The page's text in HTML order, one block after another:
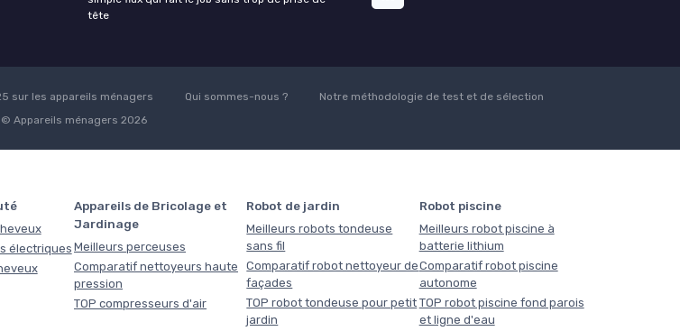
tête
sur les appareils ménagers Qui sommes-nous ?
Notre méthodologie de test et de sélection
© Appareils ménagers 2026
électriques
Appareils de Bricolage et
Jardinage
Meilleurs perceuses
Comparatif nettoyeurs haute
pression
TOP compresseurs d'air
Robot de jardin
Meilleurs robots tondeuse
sans fil
Comparatif robot nettoyeur de
façades
TOP robot tondeuse pour petit
jardin
Robot piscine
Meilleurs robot piscine à
batterie lithium
Comparatif robot piscine
autonome
TOP robot piscine fond parois
et ligne d'eau